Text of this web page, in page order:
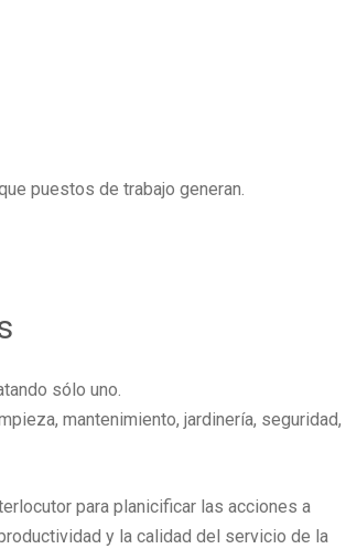
puestos de trabajo generan.
sólo uno.
mantenimiento, jardinería, seguridad,
para planicificar las acciones a
y la calidad del servicio de la